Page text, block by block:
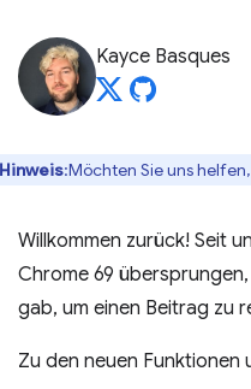
Kayce Basques
Hinweis:Möchten Sie uns
Willkommen zurück! Seit
Chrome 69
gab, um einen Beitrag zu
Zu den neuen